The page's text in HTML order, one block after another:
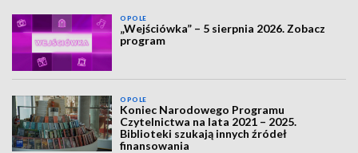
OPOLE
„Wejściówka” – 5 sierpnia 2026. Zobacz
program
OPOLE
Koniec Narodowego Programu
Czytelnictwa na lata 2021 – 2025.
Biblioteki szukają innych źródeł
finansowania